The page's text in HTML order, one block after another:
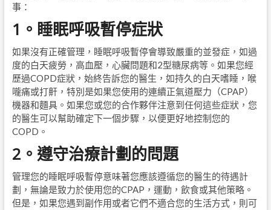
事：
1。睡眠呼吸暫停症狀
如果沒有正確管理，睡眠呼吸暫停會導致嚴重的並發症，如過
度的白天疲勞，高血壓，心臟問題和2型糖尿病等。如果您經
歷過COPD症狀，始終告訴您的醫生，如持久的白天嗜睡，喉
嚨痛或打鼾，特別是如果您使用的連續正氣道壓力（CPAP）
機器和麵具。如果您或您的合作夥伴注意到任何這些症狀，您
的醫生可以幫助確定下一個步驟，以便更好地控制您的
COPD。
2。遵守治療計劃的問題
管理您的睡眠呼吸暫停意味著您應該遵循您的醫生的待遇計
劃，無論是致力於使用您的CPAP，運動，飲食或其他策略。
但是，如果您遇到副作用或者它們不適合您的生活方式，則可